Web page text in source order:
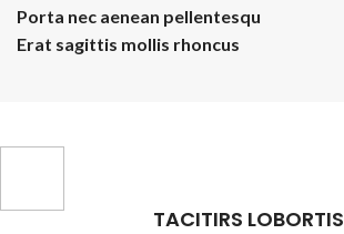
Porta nec aenean pellentesqu
Erat sagittis mollis rhoncus
TACITIRS LOBORTIS